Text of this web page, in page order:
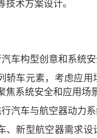
技术方案设计。
车构型创意和系统
轿车元素，考虑应
焦系统安全和应用场
汽车与航空器动力
、新型航空器需求设